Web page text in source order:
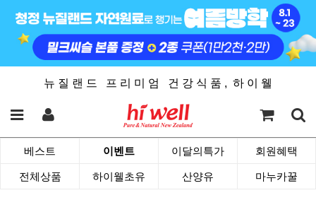
뉴 질 랜 드 프 리 미 엄 건 강 식 품 , 하 이 웰
베스트 이벤트 이달의특가 회원혜택
전체상품 하이웰초유 산양유 마누카꿀